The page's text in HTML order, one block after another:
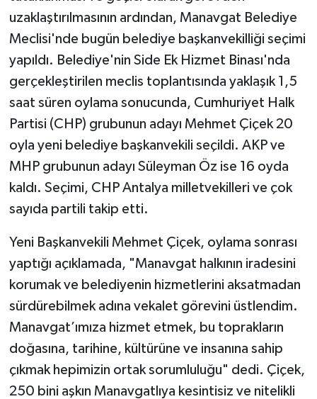
uzaklaştırılmasının ardından, Manavgat Belediye
Meclisi'nde bugün belediye başkanvekilliği seçimi
yapıldı. Belediye'nin Side Ek Hizmet Binası'nda
gerçekleştirilen meclis toplantısında yaklaşık 1,5
saat süren oylama sonucunda, Cumhuriyet Halk
Partisi (CHP) grubunun adayı Mehmet Çiçek 20
oyla yeni belediye başkanvekili seçildi. AKP ve
MHP grubunun adayı Süleyman Öz ise 16 oyda
kaldı. Seçimi, CHP Antalya milletvekilleri ve çok
sayıda partili takip etti.
Yeni Başkanvekili Mehmet Çiçek, oylama sonrası
yaptığı açıklamada, "Manavgat halkının iradesini
korumak ve belediyenin hizmetlerini aksatmadan
sürdürebilmek adına vekalet görevini üstlendim.
Manavgat’ımıza hizmet etmek, bu toprakların
doğasına, tarihine, kültürüne ve insanına sahip
çıkmak hepimizin ortak sorumluluğu" dedi. Çiçek,
250 bini aşkın Manavgatlıya kesintisiz ve nitelikli